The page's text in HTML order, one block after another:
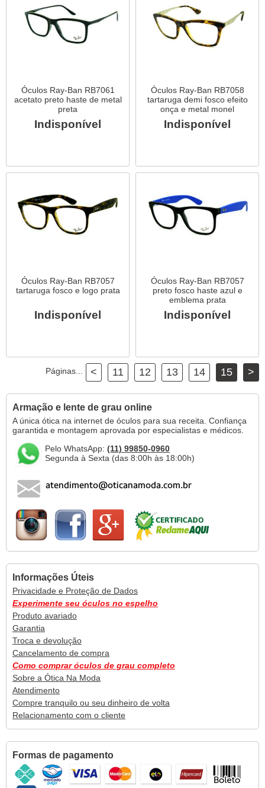
Óculos Ray-Ban RB7061
acetato preto haste de metal
preta
Indisponível
Óculos Ray-Ban RB7058
tartaruga demi fosco efeito
onça e metal monel
Indisponível
Óculos Ray-Ban RB7057
tartaruga fosco e logo prata
Indisponível
Óculos Ray-Ban RB7057
preto fosco haste azul e
emblema prata
Indisponível
Páginas... < 11 12 13 14 15 >
Armação e lente de grau online
A única ótica na internet de óculos para sua receita. Confiança
garantida e montagem aprovada por especialistas e médicos.
Pelo WhatsApp: (11) 99850-0960
Segunda à Sexta (das 8:00h às 18:00h)
Informações Úteis
Privacidade e Proteção de Dados
Experimente seu óculos no espelho
Produto avariado
Garantia
Troca e devolução
Cancelamento de compra
Como comprar óculos de grau completo
Sobre a Ótica Na Moda
Atendimento
Compre tranquilo ou seu dinheiro de volta
Relacionamento com o cliente
Formas de pagamento